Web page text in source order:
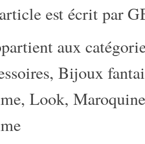
est écrit par
aux
, Bijoux
, Look,